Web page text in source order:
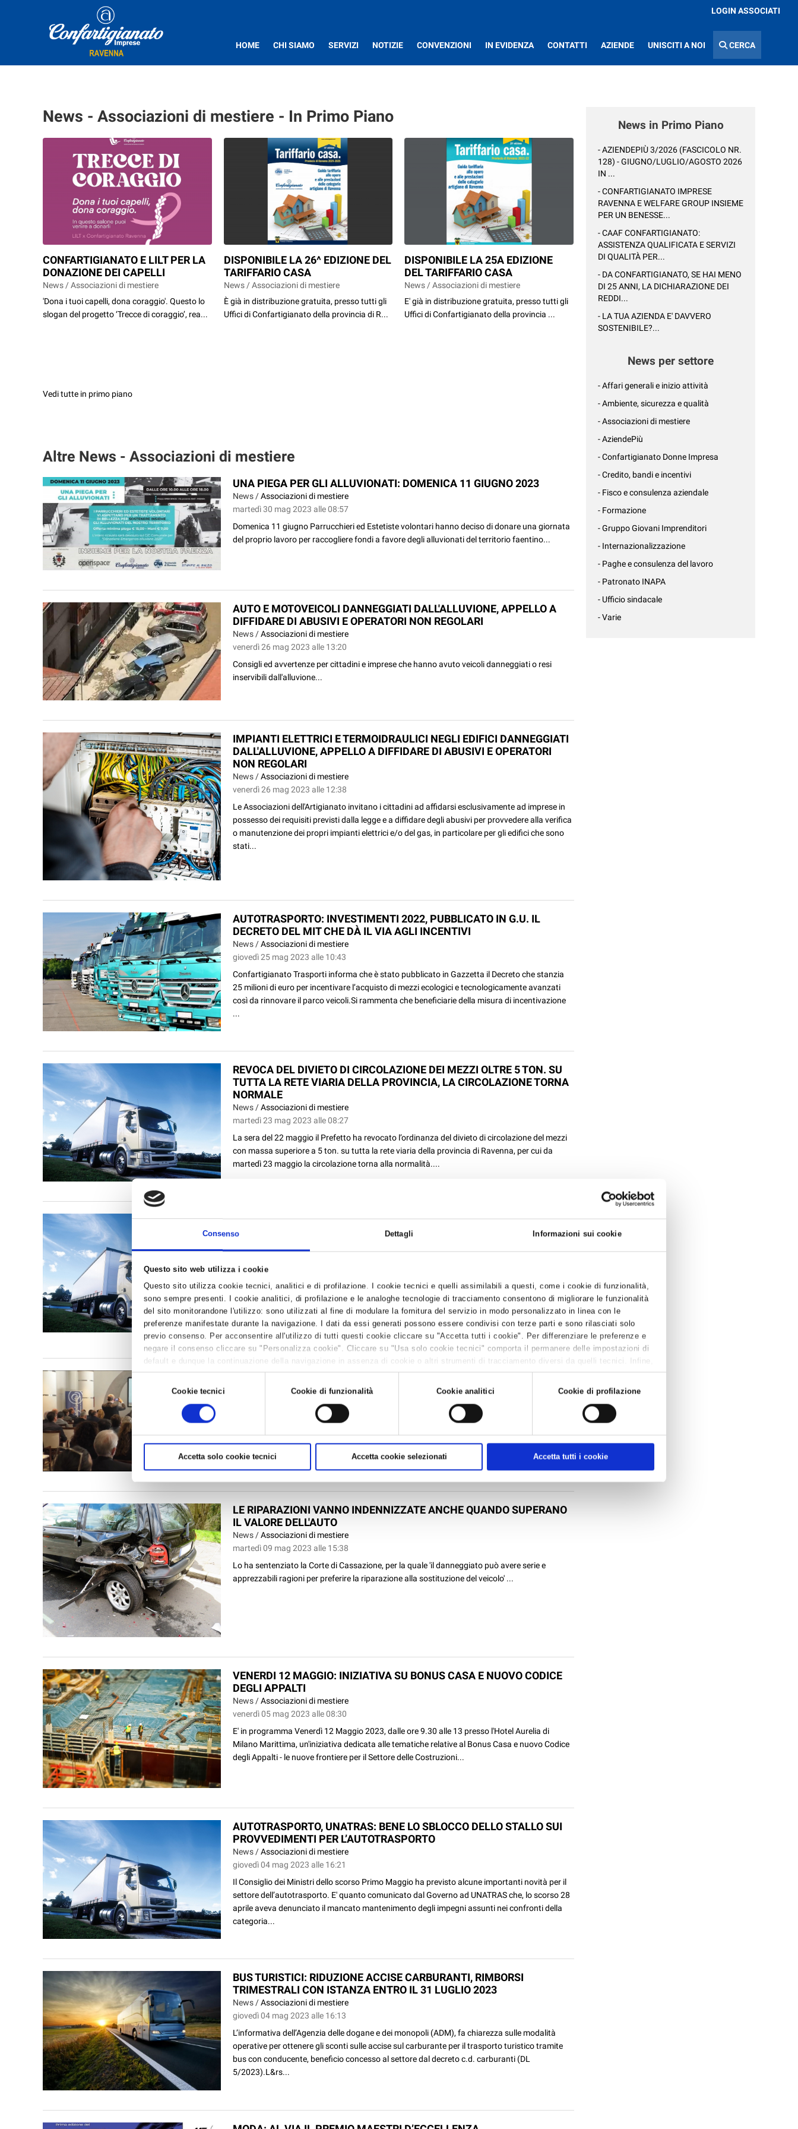
Consenso Dettagli Informazioni sui cookie
Questo sito web utilizza i cookie
Questo sito utilizza cookie tecnici, analitici e di profilazione. I cookie tecnici e quelli assimilabili a questi, come i cookie di funzionalità,
sono sempre presenti. I cookie analitici, di profilazione e le analoghe tecnologie di tracciamento consentono di migliorare le funzionalità
del sito monitorandone l'utilizzo: sono utilizzati al fine di modulare la fornitura del servizio in modo personalizzato in linea con le
preferenze manifestate durante la navigazione. I dati da essi generati possono essere condivisi con terze parti e sono rilasciati solo
previo consenso. Per acconsentire all'utilizzo di tutti questi cookie cliccare su "Accetta tutti i cookie". Per differenziare le preferenze e
negare il consenso cliccare su "Personalizza cookie". Cliccare su "Usa solo cookie tecnici" comporta il permanere delle impostazioni di
default e dunque la continuazione della navigazione in assenza di cookie o altri strumenti di tracciamento diversi da quelli tecnici. Infine,
per avere maggiori informazioni, leggere laCookie policy.
Selezione
consenso
Cookie tecnici Cookie di funzionalità Cookie analitici Cookie di profilazione
Accetta solo cookie tecnici Accetta cookie selezionati Accetta tutti i cookie
LOGIN ASSOCIATI
HOME CHI SIAMO SERVIZI NOTIZIE CONVENZIONI IN EVIDENZA CONTATTI AZIENDE UNISCITI A NOI CERCA
News - Associazioni di mestiere - In Primo Piano
CONFARTIGIANATO E LILT PER LA
DONAZIONE DEI CAPELLI
News / Associazioni di mestiere
'Dona i tuoi capelli, dona coraggio'. Questo lo
slogan del progetto ‘Trecce di coraggio’, rea...
DISPONIBILE LA 26^ EDIZIONE DEL
TARIFFARIO CASA
News / Associazioni di mestiere
È già in distribuzione gratuita, presso tutti gli
Uffici di Confartigianato della provincia di R...
DISPONIBILE LA 25A EDIZIONE
DEL TARIFFARIO CASA
News / Associazioni di mestiere
E' già in distribuzione gratuita, presso tutti gli
Uffici di Confartigianato della provincia ...
Vedi tutte in primo piano
Altre News - Associazioni di mestiere
UNA PIEGA PER GLI ALLUVIONATI: DOMENICA 11 GIUGNO 2023
News /Associazioni di mestiere
martedì 30 mag 2023 alle 08:57
Domenica 11 giugno Parrucchieri ed Estetiste volontari hanno deciso di donare una giornata
del proprio lavoro per raccogliere fondi a favore degli alluvionati del territorio faentino...
AUTO E MOTOVEICOLI DANNEGGIATI DALL'ALLUVIONE, APPELLO A
DIFFIDARE DI ABUSIVI E OPERATORI NON REGOLARI
News /Associazioni di mestiere
venerdì 26 mag 2023 alle 13:20
Consigli ed avvertenze per cittadini e imprese che hanno avuto veicoli danneggiati o resi
inservibili dall'alluvione...
IMPIANTI ELETTRICI E TERMOIDRAULICI NEGLI EDIFICI DANNEGGIATI
DALL'ALLUVIONE, APPELLO A DIFFIDARE DI ABUSIVI E OPERATORI
NON REGOLARI
News /Associazioni di mestiere
venerdì 26 mag 2023 alle 12:38
Le Associazioni dell'Artigianato invitano i cittadini ad affidarsi esclusivamente ad imprese in
possesso dei requisiti previsti dalla legge e a diffidare degli abusivi per provvedere alla verifica
o manutenzione dei propri impianti elettrici e/o del gas, in particolare per gli edifici che sono
stati...
AUTOTRASPORTO: INVESTIMENTI 2022, PUBBLICATO IN G.U. IL
DECRETO DEL MIT CHE DÀ IL VIA AGLI INCENTIVI
News /Associazioni di mestiere
giovedì 25 mag 2023 alle 10:43
Confartigianato Trasporti informa che è stato pubblicato in Gazzetta il Decreto che stanzia
25 milioni di euro per incentivare l’acquisto di mezzi ecologici e tecnologicamente avanzati
così da rinnovare il parco veicoli.Si rammenta che beneficiarie della misura di incentivazione
...
REVOCA DEL DIVIETO DI CIRCOLAZIONE DEI MEZZI OLTRE 5 TON. SU
TUTTA LA RETE VIARIA DELLA PROVINCIA, LA CIRCOLAZIONE TORNA
NORMALE
News /Associazioni di mestiere
martedì 23 mag 2023 alle 08:27
La sera del 22 maggio il Prefetto ha revocato l’ordinanza del divieto di circolazione del mezzi
con massa superiore a 5 ton. su tutta la rete viaria della provincia di Ravenna, per cui da
martedì 23 maggio la circolazione torna alla normalità....
DIVIETO DI CIRCOLAZIONE DEI MEZZI OLTRE 5 TON. SU TUTTA LA
RETE VIARIA DELLA PROVINCIA, ESCLUSIONI PER ATTIVITÀ RELATIVE
News /Associazioni di mestiere
venerdì 19 mag 2023 alle 08:45
In integrazione all’ordinanza del Prefetto della provincia di Ravenna che già disponeva il
divieto di circolazione dei mezzi con massa superiore a 5 ton. su tutta la rete viaria della
provincia di Ravenna, strade comunali, provinciali e statali, ad esclusione della rete
autostradale e g...
Associazioni di mestiere
lunedì 15 mag 2023 alle 09:43
Si è svolto venerdì 12 maggio il convegno organizzato da ANAEPA Confartigianato Edilizia
nazionale e regionale, in collaborazione con Confartigianato della provincia di Ravenna
dedicato al tema 'Bonus Casa e nuovo Codice degli Appalti - le nuove frontiere per il Settore
delle Costruzio...
LE RIPARAZIONI VANNO INDENNIZZATE ANCHE QUANDO SUPERANO
IL VALORE DELL'AUTO
News /Associazioni di mestiere
martedì 09 mag 2023 alle 15:38
Lo ha sentenziato la Corte di Cassazione, per la quale 'il danneggiato può avere serie e
apprezzabili ragioni per preferire la riparazione alla sostituzione del veicolo' ...
VENERDI 12 MAGGIO: INIZIATIVA SU BONUS CASA E NUOVO CODICE
DEGLI APPALTI
News /Associazioni di mestiere
venerdì 05 mag 2023 alle 08:30
E' in programma Venerdì 12 Maggio 2023, dalle ore 9.30 alle 13 presso l'Hotel Aurelia di
Milano Marittima, un'iniziativa dedicata alle tematiche relative al Bonus Casa e nuovo Codice
degli Appalti - le nuove frontiere per il Settore delle Costruzioni...
AUTOTRASPORTO, UNATRAS: BENE LO SBLOCCO DELLO STALLO SUI
PROVVEDIMENTI PER L’AUTOTRASPORTO
News /Associazioni di mestiere
giovedì 04 mag 2023 alle 16:21
Il Consiglio dei Ministri dello scorso Primo Maggio ha previsto alcune importanti novità per il
settore dell’autotrasporto. E' quanto comunicato dal Governo ad UNATRAS che, lo scorso 28
aprile aveva denunciato il mancato mantenimento degli impegni assunti nei confronti della
categoria...
BUS TURISTICI: RIDUZIONE ACCISE CARBURANTI, RIMBORSI
TRIMESTRALI CON ISTANZA ENTRO IL 31 LUGLIO 2023
News /Associazioni di mestiere
giovedì 04 mag 2023 alle 16:13
L’informativa dell’Agenzia delle dogane e dei monopoli (ADM), fa chiarezza sulle modalità
operative per ottenere gli sconti sulle accise sul carburante per il trasporto turistico tramite
bus con conducente, beneficio concesso al settore dal decreto c.d. carburanti (DL
5/2023).L&rs...
News in Primo Piano
- AZIENDEPIÙ 3/2026 (FASCICOLO NR.
128) - GIUGNO/LUGLIO/AGOSTO 2026
IN ...
- CONFARTIGIANATO IMPRESE
RAVENNA E WELFARE GROUP INSIEME
PER UN BENESSE...
- CAAF CONFARTIGIANATO:
ASSISTENZA QUALIFICATA E SERVIZI
DI QUALITÀ PER...
- DA CONFARTIGIANATO, SE HAI MENO
DI 25 ANNI, LA DICHIARAZIONE DEI
REDDI...
- LA TUA AZIENDA E' DAVVERO
SOSTENIBILE?...
News per settore
- Affari generali e inizio attività
- Ambiente, sicurezza e qualità
- Associazioni di mestiere
- AziendePiù
- Confartigianato Donne Impresa
- Credito, bandi e incentivi
- Fisco e consulenza aziendale
- Formazione
- Gruppo Giovani Imprenditori
- Internazionalizzazione
- Paghe e consulenza del lavoro
- Patronato INAPA
- Ufficio sindacale
- Varie